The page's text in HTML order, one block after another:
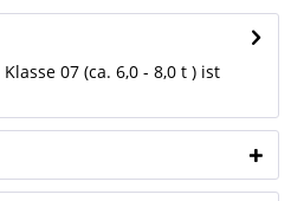
07 (ca. 6,0 - 8,0 t ) ist